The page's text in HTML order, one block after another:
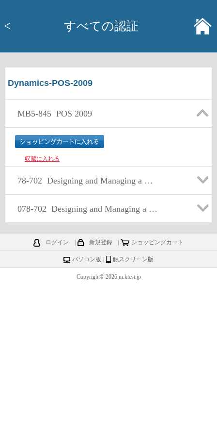
< すべての認証
Dynamics-POS-2009
MB5-845 POS 2009
収蔵に入れる
78-702 Designing and Managing a Business Intelligence Solutiont
078-702 Designing and Managing a Business Intelligence Solutiont
ログイン 新規登録 ショッピングカート
パソコン版 触スクリーン版
Copyright© 2026 m.ktest.jp